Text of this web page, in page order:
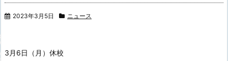
2023年3月5日 ニュース
3月6日（月）休校